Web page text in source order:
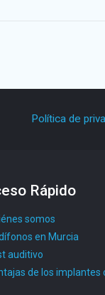
Política de
Rápido
somos
en Murcia
auditivo
de los implantes